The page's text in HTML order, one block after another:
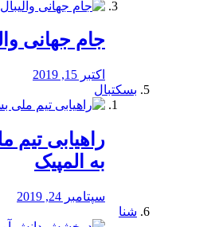
جام جهانی
اکتبر 15, 2019
بسکتبال
راهیابی تیم
به المپیک
سپتامبر 24, 2019
شنا